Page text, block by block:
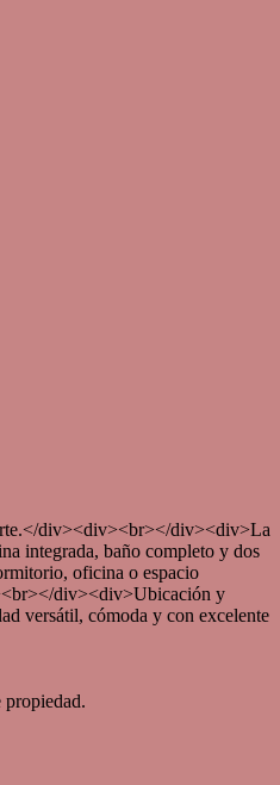
div><div><br></div><div>La
integrada, baño completo y dos
oficina o espacio
div><div>Ubicación y
versátil, cómoda y con excelente
propiedad.